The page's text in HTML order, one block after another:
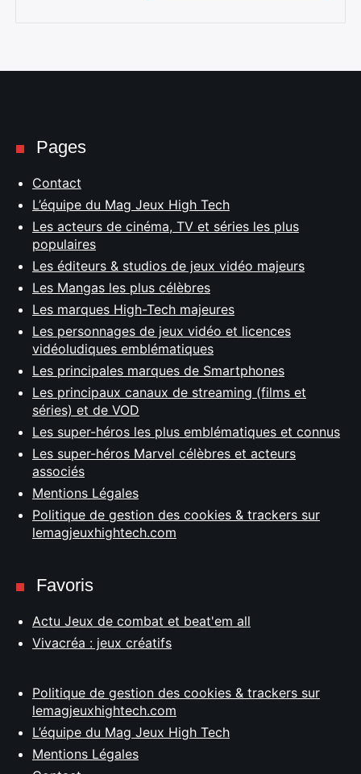
Pages
Contact
L’équipe du Mag Jeux High Tech
Les acteurs de cinéma, TV et séries les plus
populaires
Les éditeurs & studios de jeux vidéo majeurs
Les Mangas les plus célèbres
Les marques High-Tech majeures
Les personnages de jeux vidéo et licences
vidéoludiques emblématiques
Les principales marques de Smartphones
Les principaux canaux de streaming (films et
séries) et de VOD
Les super-héros les plus emblématiques et connus
Les super-héros Marvel célèbres et acteurs
associés
Mentions Légales
Politique de gestion des cookies & trackers sur
lemagjeuxhightech.com
Favoris
Actu Jeux de combat et beat'em all
Vivacréa : jeux créatifs
Politique de gestion des cookies & trackers sur
lemagjeuxhightech.com
L’équipe du Mag Jeux High Tech
Mentions Légales